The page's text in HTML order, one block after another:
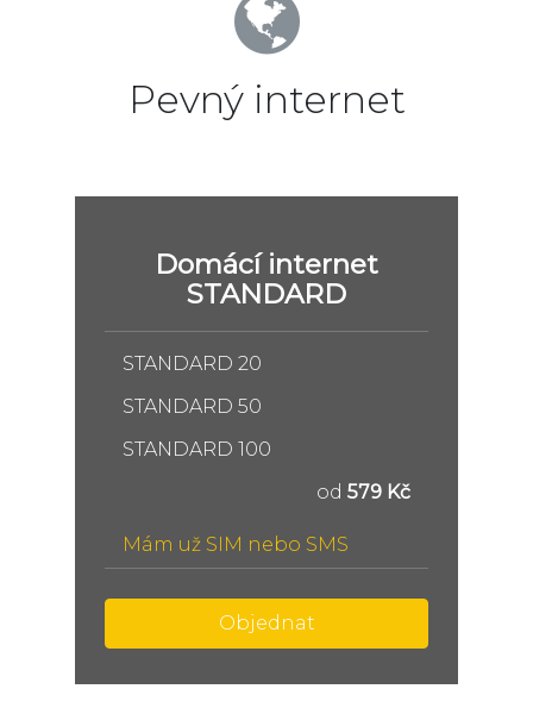
Pevný internet
Domácí internet
STANDARD
STANDARD 20
STANDARD 50
STANDARD 100
od 579 Kč
Mám už SIM nebo SMS
Objednat